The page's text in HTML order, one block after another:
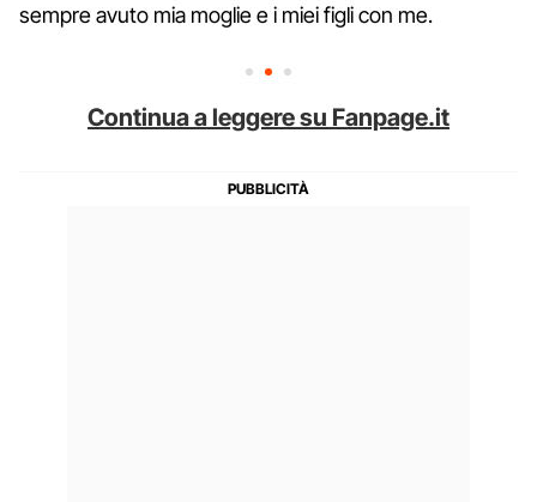
sempre avuto mia moglie e i miei figli con me.
Continua a leggere su Fanpage.it